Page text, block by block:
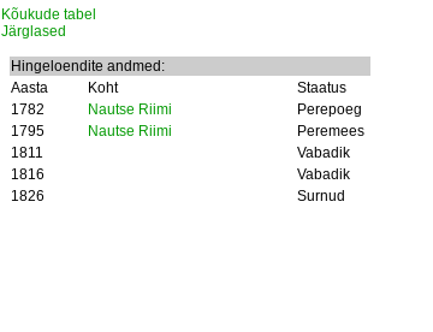
Kõukude tabel
Järglased
Hingeloendite andmed:
Aasta
Koht
Staatus
1782
Nautse Riimi
Perepoeg
1795
Nautse Riimi
Peremees
1811
Vabadik
1816
Vabadik
1826
Surnud